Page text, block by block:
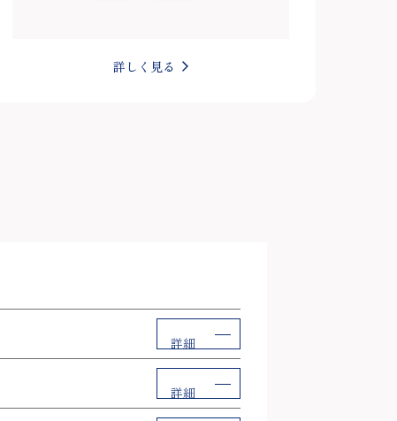
詳しく見る
詳細
詳細